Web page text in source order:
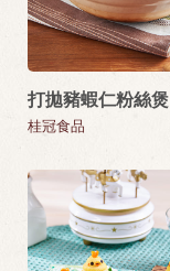
打拋豬蝦仁粉絲煲
桂冠食品